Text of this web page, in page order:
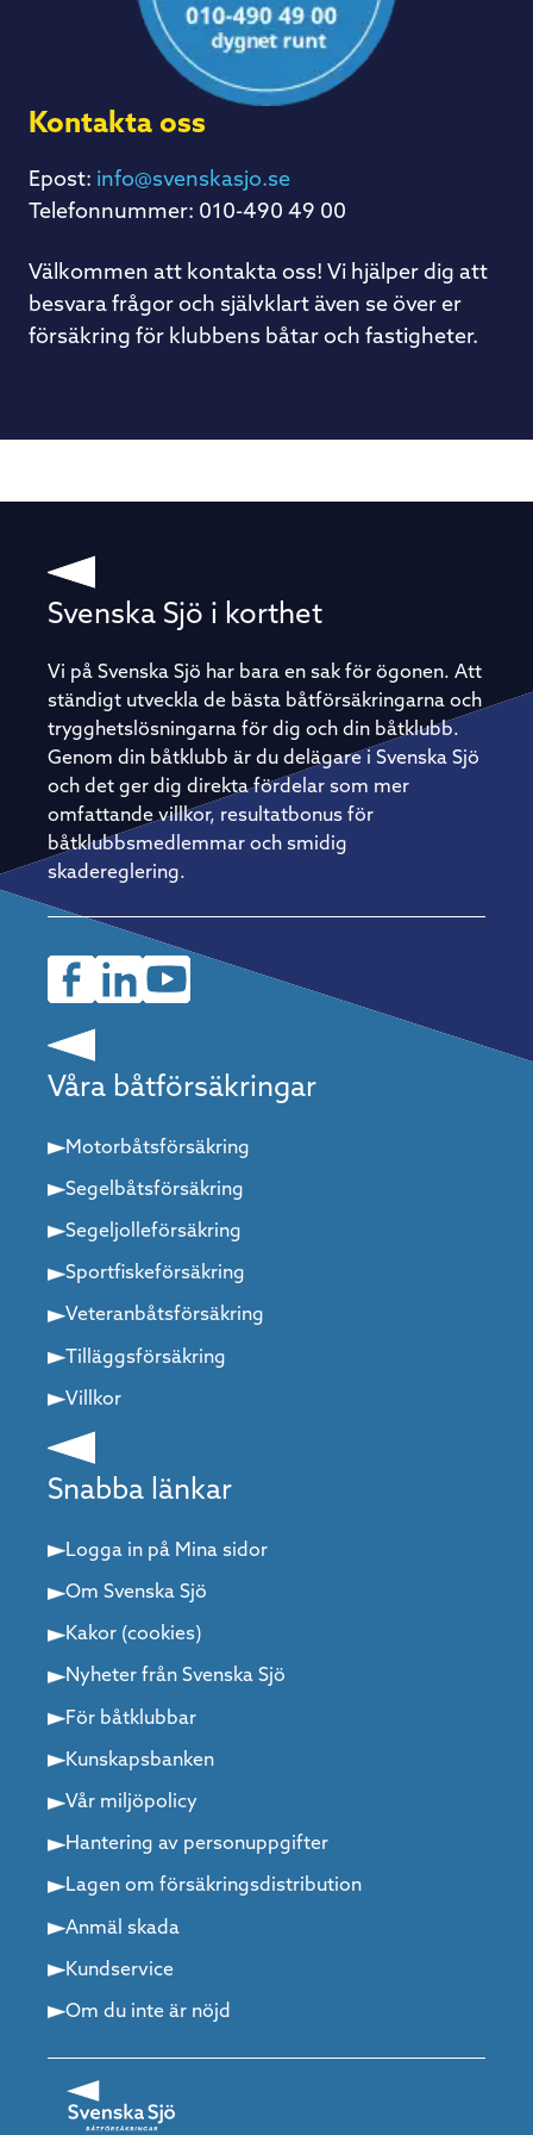
Kontakta oss
Epost: info@svenskasjo.se
Telefonnummer: 010-490 49 00
Välkommen att kontakta oss! Vi hjälper dig att
besvara frågor och självklart även se över er
försäkring för klubbens båtar och fastigheter.
Svenska Sjö i korthet
Vi på Svenska Sjö har bara en sak för ögonen. Att
ständigt utveckla de bästa båtförsäkringarna och
trygghetslösningarna för dig och din båtklubb.
Genom din båtklubb är du delägare i Svenska Sjö
och det ger dig direkta fördelar som mer
omfattande villkor, resultatbonus för
båtklubbsmedlemmar och smidig
skadereglering.
Våra båtförsäkringar
Motorbåtsförsäkring
Segelbåtsförsäkring
Segeljolleförsäkring
Sportfiskeförsäkring
Veteranbåtsförsäkring
Tilläggsförsäkring
Villkor
Snabba länkar
Logga in på Mina sidor
Om Svenska Sjö
Kakor (cookies)
Nyheter från Svenska Sjö
För båtklubbar
Kunskapsbanken
Vår miljöpolicy
Hantering av personuppgifter
Lagen om försäkringsdistribution
Anmäl skada
Kundservice
Om du inte är nöjd